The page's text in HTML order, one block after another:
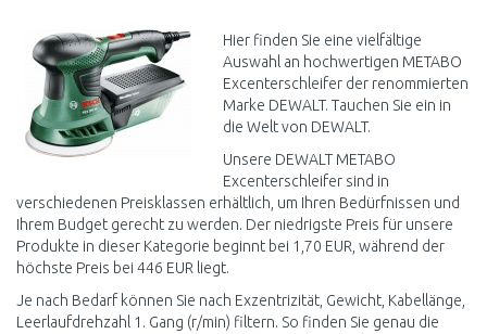
Vergleichen
Hier finden Sie eine vielfältige
Auswahl an hochwertigen METABO
Excenterschleifer der renommierten
Marke DEWALT. Tauchen Sie ein in
die Welt von DEWALT.
Unsere DEWALT METABO
Excenterschleifer sind in
verschiedenen Preisklassen erhältlich, um Ihren Bedürfnissen und
Ihrem Budget gerecht zu werden. Der niedrigste Preis für unsere
Produkte in dieser Kategorie beginnt bei 1,70 EUR, während der
höchste Preis bei 446 EUR liegt.
Je nach Bedarf können Sie nach Exzentrizität, Gewicht, Kabellänge,
Leerlaufdrehzahl 1. Gang (r/min) filtern. So finden Sie genau die